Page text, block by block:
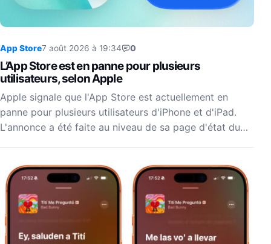
App Store7 août 2026 à 19:34 0
L’App Store est en panne pour plusieurs
utilisateurs, selon Apple
Apple signale que l'App Store est actuellement en
panne pour plusieurs utilisateurs d'iPhone et d'iPad.
L'annonce a été faite au niveau de sa page d'état du…